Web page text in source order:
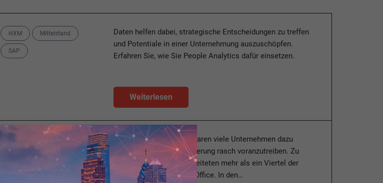
Categories
HXM Mittelstand
SAP
Daten helfen dabei, strategische Entscheidungen zu treffen
und Potentiale in einer Unternehmung auszuschöpfen.
Erfahren Sie, wie Sie People Analytics dafür einsetzen.
Weiterlesen
In den letzten Monaten waren viele Unternehmen dazu
gezwungen ihre Digitalisierung rasch voranzutreiben. Zu
Beginn der Pandemie arbeiteten mehr als ein Viertel der
Beschäftigten im Home-Office. In den…